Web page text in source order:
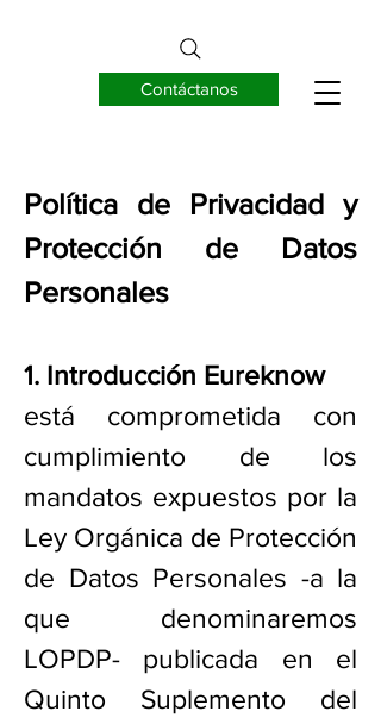
EUREKNOW S.A.
Contáctanos
Política de Privacidad y
Protección de Datos
Personales
1. Introducción Eureknow
está comprometida con
cumplimiento de los
mandatos expuestos por la
Ley Orgánica de Protección
de Datos Personales -a la
que denominaremos
LOPDP- publicada en el
Quinto Suplemento del